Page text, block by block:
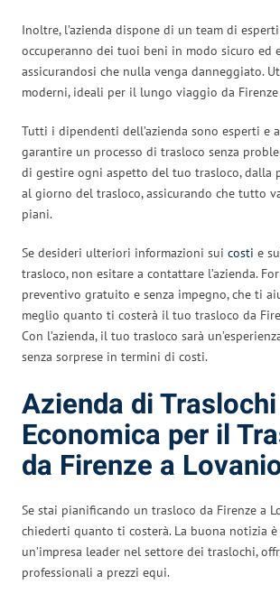
Inoltre, l’azienda dispone di un team di
occuperanno dei tuoi beni in modo sicuro ed
assicurandosi che nulla venga danneggiato.
moderni, ideali per il lungo viaggio da
Tutti i dipendenti dell’azienda sono esperti e
garantire un processo di trasloco senza
di gestire ogni aspetto del tuo trasloco, dalla
al giorno del trasloco, assicurando che tutto
piani.
Se desideri ulteriori informazioni sui costi e
trasloco, non esitare a contattare l’azienda.
preventivo gratuito e senza impegno, che ti
meglio quanto ti costerà il tuo trasloco da
Con l’azienda, il tuo trasloco sarà
senza sorprese in termini di costi.
Azienda di Traslochi
Economica per il
da Firenze a
Se stai pianificando un trasloco da Firenze a
chiederti quanto ti costerà. La buona notizia è
un’impresa leader nel settore dei traslochi,
professionali a prezzi equi.